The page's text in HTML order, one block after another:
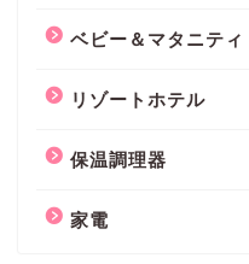
ベビー＆マタニティ
リゾートホテル
保温調理器
家電